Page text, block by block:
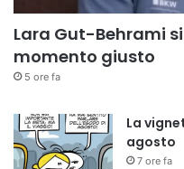
Lara Gut-Behrami
momento giusto
5 ore fa
La
agosto
7 ore fa